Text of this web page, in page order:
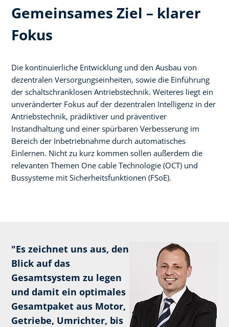
Gemeinsames Ziel – klarer
Fokus
Die kontinuierliche Entwicklung und den Ausbau von
dezentralen Versorgungseinheiten, sowie die Einführung
der schaltschranklosen Antriebstechnik. Weiteres liegt ein
unveränderter Fokus auf der dezentralen Intelligenz in der
Antriebstechnik, prädiktiver und präventiver
Instandhaltung und einer spürbaren Verbesserung im
Bereich der Inbetriebnahme durch automatisches
Einlernen. Nicht zu kurz kommen sollen außerdem die
relevanten Themen One cable Technologie (OCT) und
Bussysteme mit Sicherheitsfunktionen (FSoE).
"Es zeichnet uns aus, den
Blick auf das
Gesamtsystem zu legen
und damit ein optimales
Gesamtpaket aus Motor,
Getriebe, Umrichter, bis